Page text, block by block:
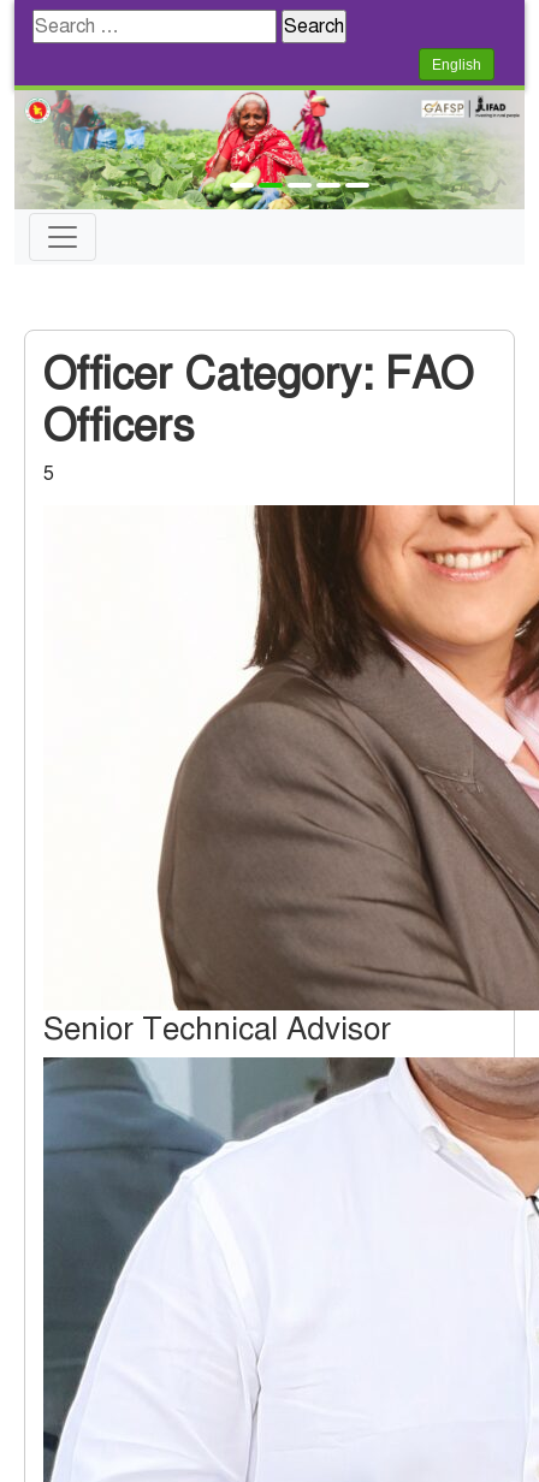
Search
English
Officer Category: FAO
Officers
5
Senior Technical Advisor